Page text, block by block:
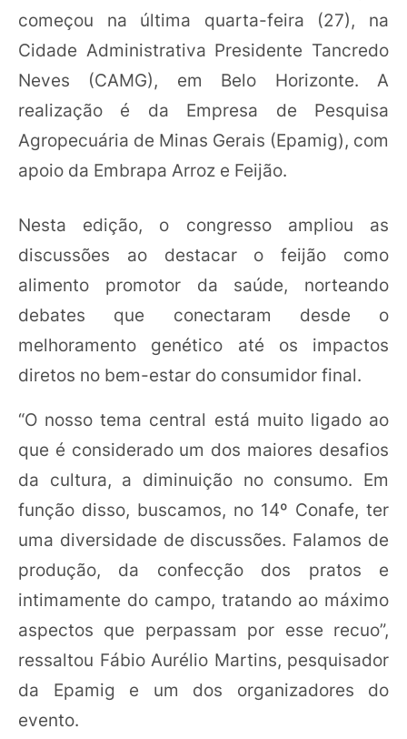
começou na última quarta-feira (27), na
Cidade Administrativa Presidente Tancredo
Neves (CAMG), em Belo Horizonte. A
realização é da Empresa de Pesquisa
Agropecuária de Minas Gerais (Epamig), com
apoio da Embrapa Arroz e Feijão.
Nesta edição, o congresso ampliou as
discussões ao destacar o feijão como
alimento promotor da saúde, norteando
debates que conectaram desde o
melhoramento genético até os impactos
diretos no bem-estar do consumidor final.
“O nosso tema central está muito ligado ao
que é considerado um dos maiores desafios
da cultura, a diminuição no consumo. Em
função disso, buscamos, no 14º Conafe, ter
uma diversidade de discussões. Falamos de
produção, da confecção dos pratos e
intimamente do campo, tratando ao máximo
aspectos que perpassam por esse recuo”,
ressaltou Fábio Aurélio Martins, pesquisador
da Epamig e um dos organizadores do
evento.